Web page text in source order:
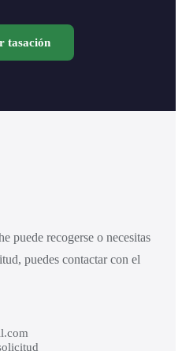
tasación
puede recogerse o necesitas
puedes contactar con el